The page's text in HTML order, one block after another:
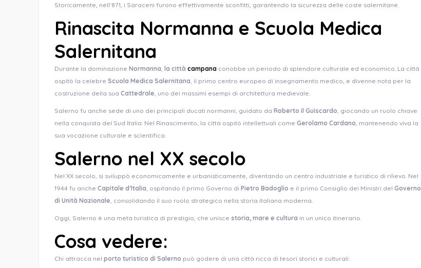
Storicamente, nell’871, i Saraceni furono effettivamente sconfitti, garantendo la sicurezza delle coste salernitane.
Rinascita Normanna e Scuola Medica
Salernitana
Durante la dominazione Normanna, la città campana conobbe un periodo di splendore culturale ed economico. La città
ospitò la celebre Scuola Medica Salernitana, il primo centro europeo di insegnamento medico, e divenne nota per la
costruzione della sua Cattedrale, uno dei massimi esempi di architettura medievale.
Salerno fu anche sede di uno dei principali ducati normanni, guidato da Roberto il Guiscardo, giocando un ruolo chiave
nella conquista del Sud Italia. Nel Rinascimento, la città ospitò intellettuali come Gerolamo Cardano, mantenendo viva la
sua vocazione culturale e scientifica.
Salerno nel XX secolo
Nel XX secolo, si sviluppò economicamente e urbanisticamente, diventando un centro industriale e turistico di rilievo. Nel
1944 fu anche Capitale d’Italia, ospitando il primo Governo di Pietro Badoglio e il primo Consiglio dei Ministri del Governo
di Unità Nazionale, consolidando il suo ruolo strategico nella storia italiana moderna.
Oggi, Salerno è una meta turistica di prestigio, che unisce storia, mare e cultura in un unico itinerario.
Cosa vedere:
Chi attracca nel porto turistico di Salerno può godere di una città ricca di tesori storici e culturali: